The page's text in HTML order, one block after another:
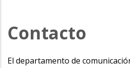
Contacto
El departamento de